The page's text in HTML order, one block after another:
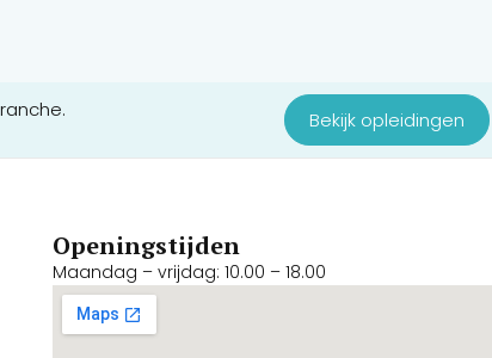
Bekijk opleidingen
Openingstijden
Maandag – vrijdag: 10.00 – 18.00